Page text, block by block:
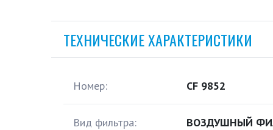
ТЕХНИЧЕСКИЕ ХАРАКТЕРИСТИКИ
Номер: CF 9852
Вид фильтра: ВОЗДУШНЫЙ